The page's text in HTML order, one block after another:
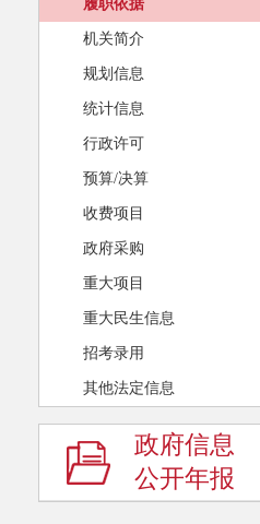
履职依据
机关简介
规划信息
统计信息
行政许可
预算/决算
收费项目
政府采购
重大项目
重大民生信息
招考录用
其他法定信息
政府信息
公开年报